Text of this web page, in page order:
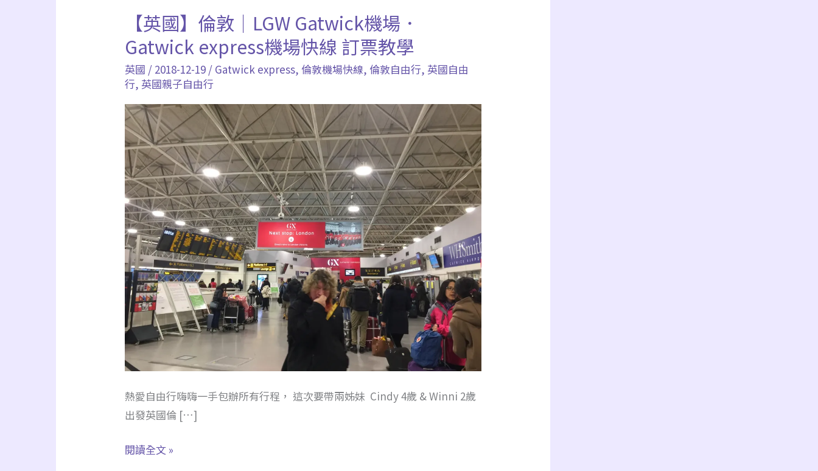
【英國】倫敦｜LGW Gatwick機場．
Gatwick express機場快線 訂票教學
英國 / 2018-12-19 / Gatwick express, 倫敦機場快線, 倫敦自由行, 英國自由
行, 英國親子自由行
熱愛自由行嗨嗨一手包辦所有行程， 這次要帶兩姊妹 Cindy 4歲 & Winni 2歲
出發英國倫 […]
【英
閱讀全文 »